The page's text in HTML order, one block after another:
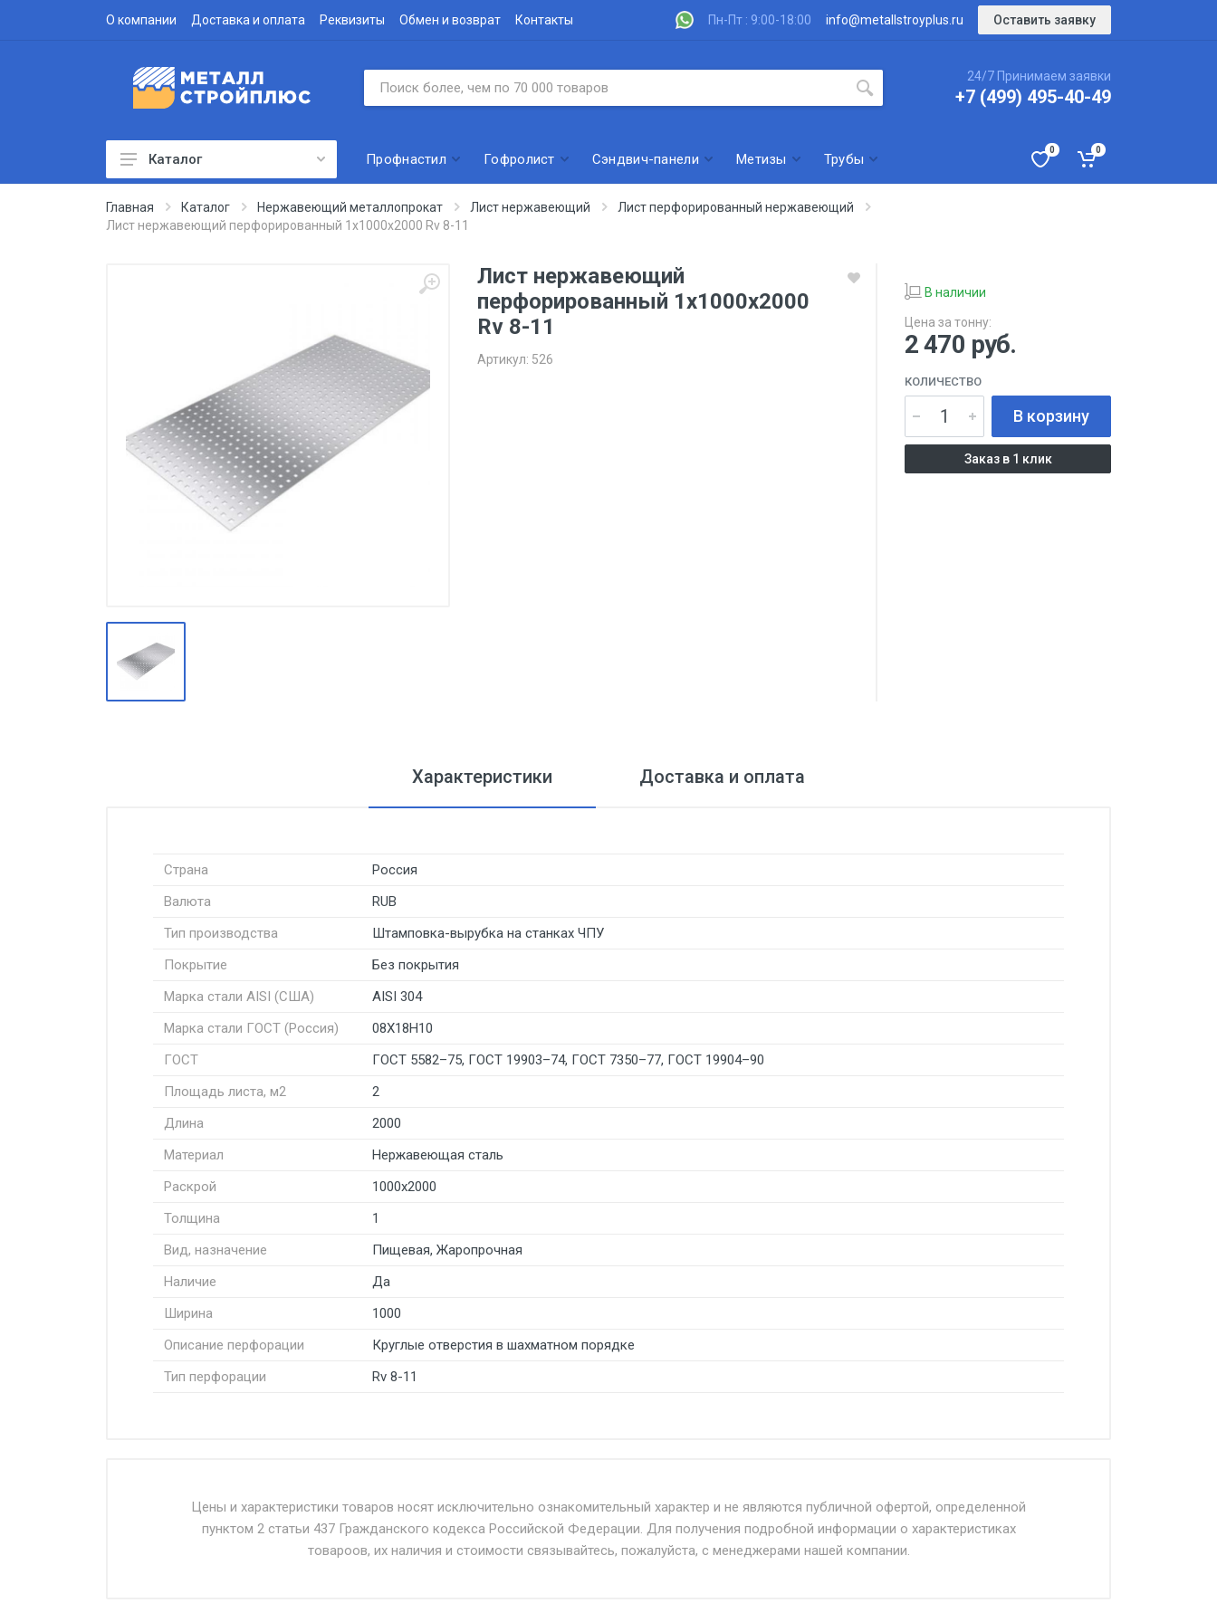
О компании Доставка и оплата Реквизиты Обмен и возврат Контакты Пн-Пт : 9:00-18:00 info@metallstroyplus.ru Оставить заявку
24/7 Принимаем заявки
+7 (499) 495-40-49
Профнастил
Водосточная система
Производство
Штакетник
Черный металлопрокат
Нержавеющий металлопрокат
Запорная арматура
Цветные металлы
Каталог Профнастил Гофролист Сэндвич-панели Метизы Трубы
0 0
Главная Каталог Нержавеющий металлопрокат Лист нержавеющий
Лист перфорированный нержавеющий
Лист нержавеющий перфорированный 1х1000х2000 Rv 8-11
Лист нержавеющий
перфорированный 1х1000х2000
Rv 8-11
Артикул: 526
В наличии
Цена за тонну:
2 470 руб.
КОЛИЧЕСТВО
В корзину
Заказ в 1 клик
Характеристики Доставка и оплата
Страна
Россия
Валюта
RUB
Тип производства
Штамповка-вырубка на станках ЧПУ
Покрытие
Без покрытия
Марка стали AISI (США)
AISI 304
Марка стали ГОСТ (Россия)
08Х18Н10
ГОСТ
ГОСТ 5582–75, ГОСТ 19903–74, ГОСТ 7350–77, ГОСТ 19904–90
Площадь листа, м2
2
Длина
2000
Материал
Нержавеющая сталь
Раскрой
1000х2000
Толщина
1
Вид, назначение
Пищевая, Жаропрочная
Наличие
Да
Ширина
1000
Описание перфорации
Круглые отверстия в шахматном порядке
Тип перфорации
Rv 8-11
Доставка осуществляется собственным и наёмным транспортом, стоимость доставки рассчитывается Ставка + км от МКАД,
Въезд на ТТК и Садовое кольцо + от 500.
Цены и характеристики товаров носят исключительно ознакомительный характер и не являются публичной офертой, определенной
пунктом 2 статьи 437 Гражданского кодекса Российской Федерации. Для получения подробной информации о характеристиках
товароов, их наличия и стоимости связывайтесь, пожалуйста, с менеджерами нашей компании.